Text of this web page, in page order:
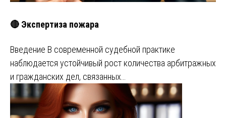
🔴 Экспертиза пожара
Введение В современной судебной практике
наблюдается устойчивый рост количества арбитражных
и гражданских дел, связанных…